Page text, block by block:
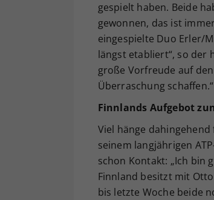
gespielt haben. Beide
gewonnen, das ist
eingespielte Duo Erler/
längst etabliert“, so der
große Vorfreude auf
Überraschung schaffen.“
Finnlands Aufgebot
Viel hänge
seinem langjährigen
schon Kontakt: „Ich bin
Finnland besitzt mit
bis letzte Woche beide